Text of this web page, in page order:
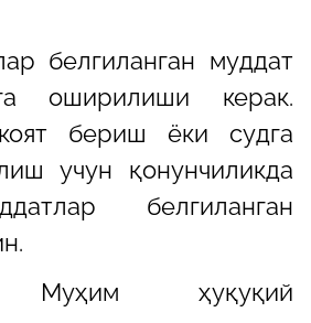
белгиланган муддат
оширилиши керак.
бериш ёки судга
учун қонунчиликда
белгиланган
ҳуқуқий